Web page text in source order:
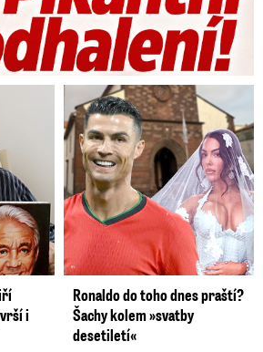
i
Ronaldo do toho dnes praští?
Šachy kolem »svatby
desetiletí«